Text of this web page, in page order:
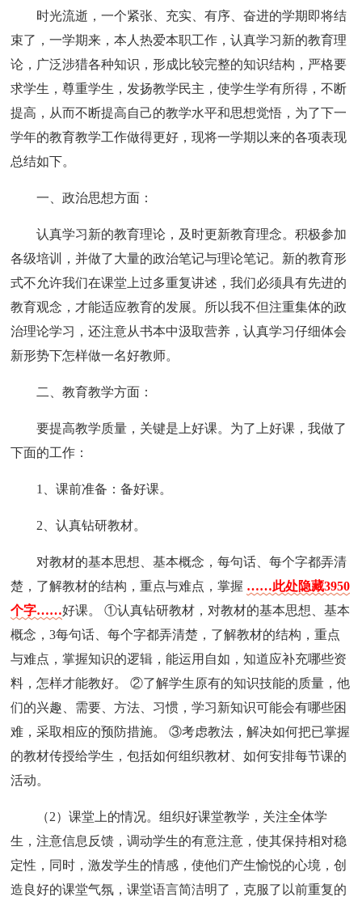
时光流逝，一个紧张、充实、有序、奋进的学期即将结
束了，一学期来，本人热爱本职工作，认真学习新的教育理
论，广泛涉猎各种知识，形成比较完整的知识结构，严格要
求学生，尊重学生，发扬教学民主，使学生学有所得，不断
提高，从而不断提高自己的教学水平和思想觉悟，为了下一
学年的教育教学工作做得更好，现将一学期以来的各项表现
总结如下。
一、政治思想方面：
认真学习新的教育理论，及时更新教育理念。积极参加
各级培训，并做了大量的政治笔记与理论笔记。新的教育形
式不允许我们在课堂上过多重复讲述，我们必须具有先进的
教育观念，才能适应教育的发展。所以我不但注重集体的政
治理论学习，还注意从书本中汲取营养，认真学习仔细体会
新形势下怎样做一名好教师。
二、教育教学方面：
要提高教学质量，关键是上好课。为了上好课，我做了
下面的工作：
1、课前准备：备好课。
2、认真钻研教材。
对教材的基本思想、基本概念，每句话、每个字都弄清
楚，了解教材的结构，重点与难点，掌握 ……此处隐藏3950
个字……好课。 ①认真钻研教材，对教材的基本思想、基本
概念，3每句话、每个字都弄清楚，了解教材的结构，重点
与难点，掌握知识的逻辑，能运用自如，知道应补充哪些资
料，怎样才能教好。 ②了解学生原有的知识技能的质量，他
们的兴趣、需要、方法、习惯，学习新知识可能会有哪些困
难，采取相应的预防措施。 ③考虑教法，解决如何把已掌握
的教材传授给学生，包括如何组织教材、如何安排每节课的
活动。
（2）课堂上的情况。组织好课堂教学，关注全体学
生，注意信息反馈，调动学生的有意注意，使其保持相对稳
定性，同时，激发学生的情感，使他们产生愉悦的心境，创
造良好的课堂气氛，课堂语言简洁明了，克服了以前重复的